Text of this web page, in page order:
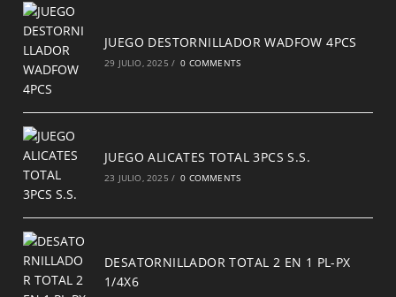
JUEGO DESTORNILLADOR WADFOW 4PCS
29 JULIO, 2025 / 0 COMMENTS
JUEGO ALICATES TOTAL 3PCS S.S.
23 JULIO, 2025 / 0 COMMENTS
DESATORNILLADOR TOTAL 2 EN 1 PL-PX
1/4X6